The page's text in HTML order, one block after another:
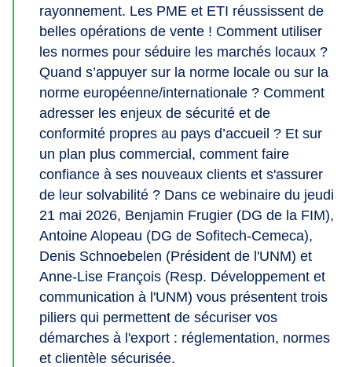
rayonnement. Les PME et ETI réussissent de
belles opérations de vente ! Comment utiliser
les normes pour séduire les marchés locaux ?
Quand s’appuyer sur la norme locale ou sur la
norme européenne/internationale ? Comment
adresser les enjeux de sécurité et de
conformité propres au pays d’accueil ? Et sur
un plan plus commercial, comment faire
confiance à ses nouveaux clients et s'assurer
de leur solvabilité ? Dans ce webinaire du jeudi
21 mai 2026, Benjamin Frugier (DG de la FIM),
Antoine Alopeau (DG de Sofitech-Cemeca),
Denis Schnoebelen (Président de l'UNM) et
Anne-Lise François (Resp. Développement et
communication à l'UNM) vous présentent trois
piliers qui permettent de sécuriser vos
démarches à l'export : réglementation, normes
et clientèle sécurisée.